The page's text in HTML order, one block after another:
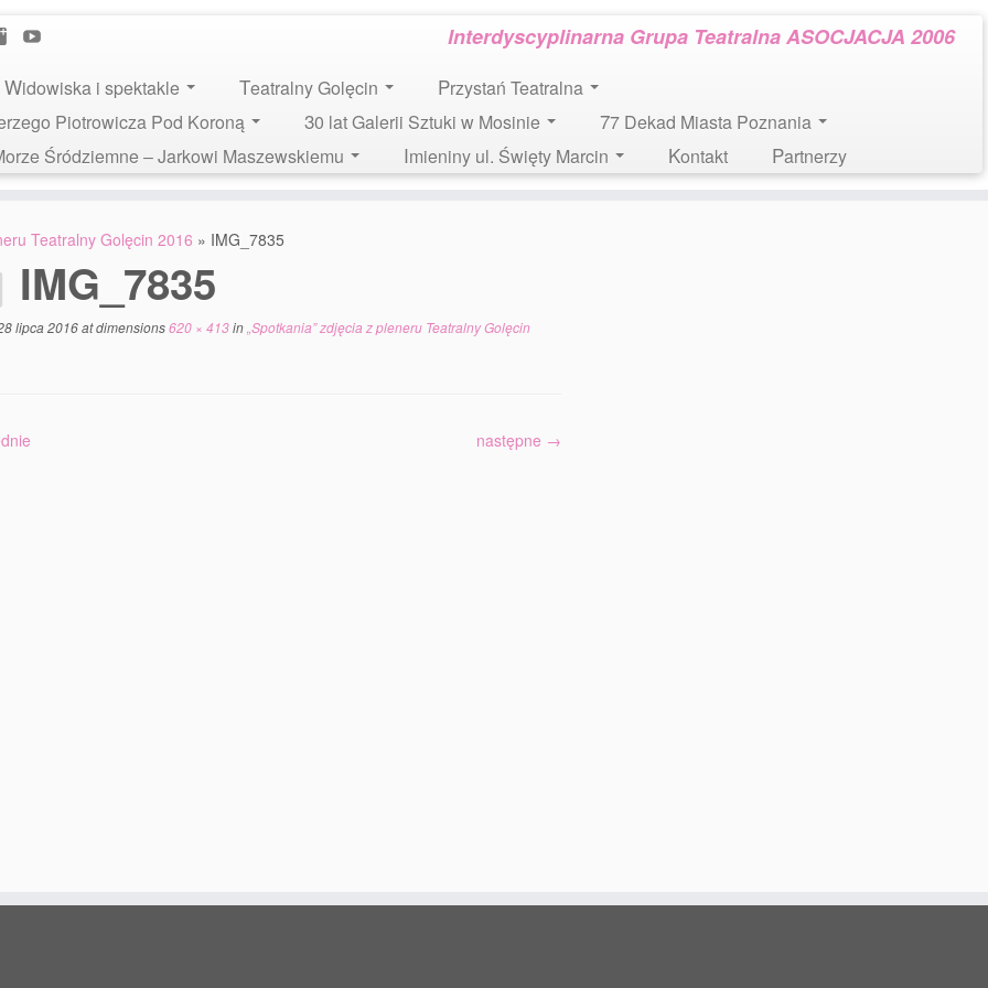
Interdyscyplinarna Grupa Teatralna ASOCJACJA 2006
Widowiska i spektakle Teatralny Golęcin
Przystań Teatralna
Piotrowicza Pod Koroną
30 lat Galerii Sztuki w Mosinie
77 Dekad Miasta Poznania
Morze Śródziemne – Jarkowi Maszewskiemu
Imieniny ul. Święty Marcin Kontakt Partnerzy
Teatralny Golęcin 2016 » IMG_7835
IMG_7835
lipca 2016at dimensions620 × 413in „Spotkania” zdjęcia z pleneru Teatralny Golęcin
następne →